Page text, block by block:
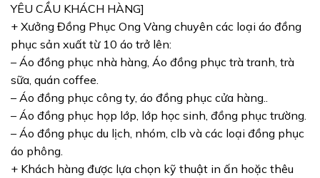
YÊU CẦU KHÁCH HÀNG]
+ Xưởng Đồng Phục Ong Vàng chuyên các loại áo đồng
phục sản xuất từ 10 áo trở lên:
– Áo đồng phục nhà hàng, Áo đồng phục trà tranh, trà
sữa, quán coffee.
– Áo đồng phục công ty, áo đồng phục cửa hàng..
– Áo đồng phục họp lớp, lớp học sinh, đồng phục trường.
– Áo đồng phục du lịch, nhóm, clb và các loại đồng phục
áo phông.
+ Khách hàng được lựa chọn kỹ thuật in ấn hoặc thêu